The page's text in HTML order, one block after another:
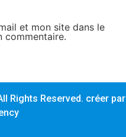
et mon site dans le
commentaire.
Rights Reserved. créer par